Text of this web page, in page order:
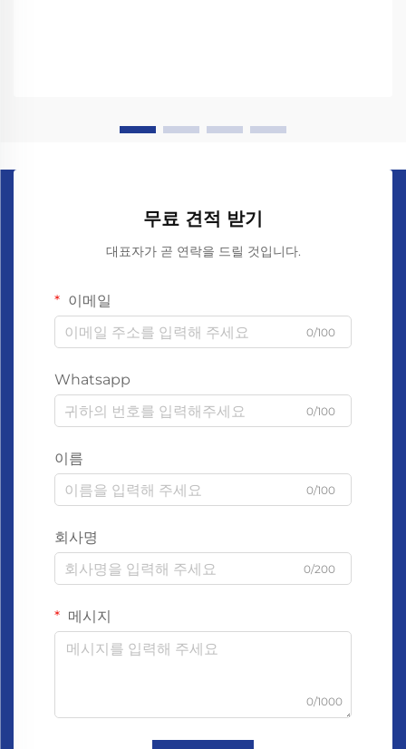
무료 견적 받기
대표자가 곧 연락을 드릴 것입니다.
이메일
0/100
Whatsapp
0/100
이름
0/100
회사명
0/200
메시지
0/1000